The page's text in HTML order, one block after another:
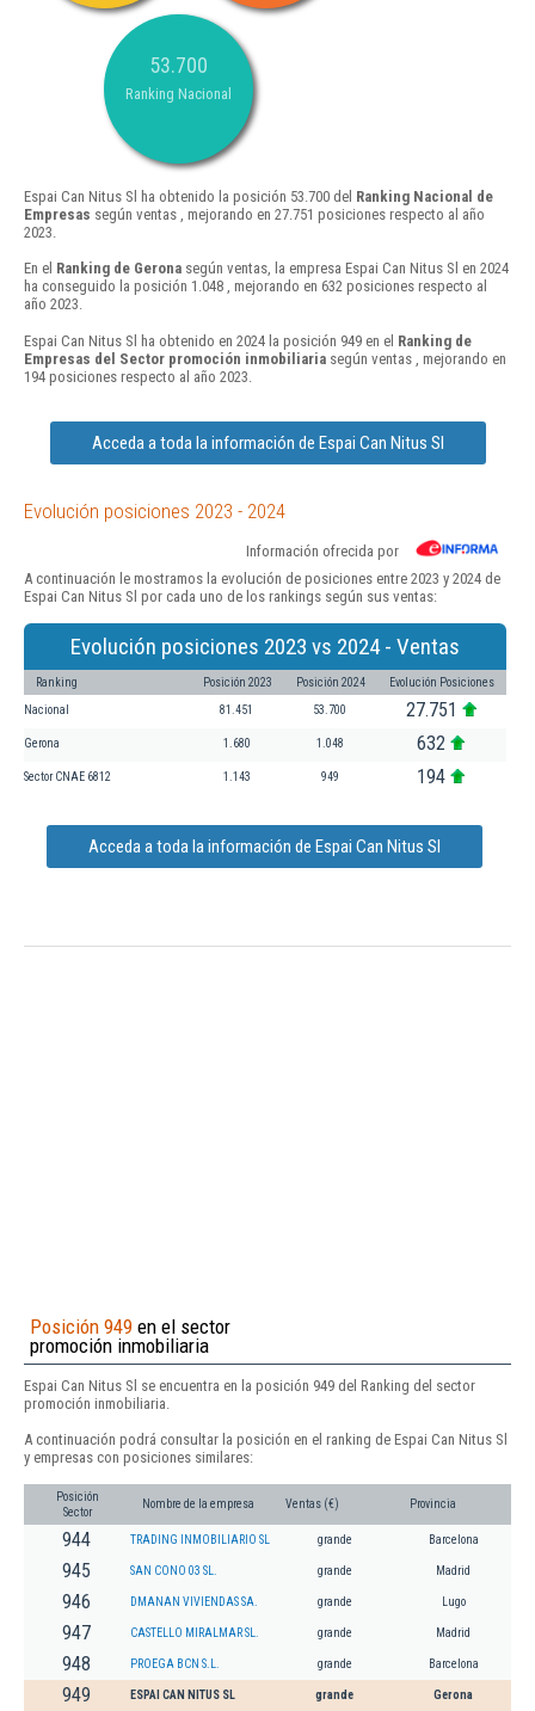
53.700
Ranking Nacional
Espai Can Nitus Sl ha obtenido la posición 53.700 del Ranking Nacional de
Empresas según ventas , mejorando en 27.751 posiciones respecto al año
2023.
En el Ranking de Gerona según ventas, la empresa Espai Can Nitus Sl en 2024
ha conseguido la posición 1.048 , mejorando en 632 posiciones respecto al
año 2023.
Espai Can Nitus Sl ha obtenido en 2024 la posición 949 en el Ranking de
Empresas del Sector promoción inmobiliaria según ventas , mejorando en
194 posiciones respecto al año 2023.
Acceda a toda la información de Espai Can Nitus Sl
Evolución posiciones 2023 - 2024
Información ofrecida por
A continuación le mostramos la evolución de posiciones entre 2023 y 2024 de
Espai Can Nitus Sl por cada uno de los rankings según sus ventas:
Evolución posiciones 2023 vs 2024 - Ventas
Ranking Posición 2023 Posición 2024 Evolución Posiciones
Nacional 81.451 53.700 27.751
Gerona 1.680 1.048 632
Sector CNAE 6812 1.143 949 194
Acceda a toda la información de Espai Can Nitus Sl
Posición 949 en el sector
promoción inmobiliaria
Espai Can Nitus Sl se encuentra en la posición 949 del Ranking del sector
promoción inmobiliaria.
A continuación podrá consultar la posición en el ranking de Espai Can Nitus Sl
y empresas con posiciones similares:
Posición
Sector
Nombre de la empresa Ventas (€) Provincia
944 TRADING INMOBILIARIO SL grande Barcelona
945 SAN CONO 03 SL. grande Madrid
946 DMANAN VIVIENDAS SA. grande Lugo
947 CASTELLO MIRALMAR SL. grande Madrid
948 PROEGA BCN S.L. grande Barcelona
949 ESPAI CAN NITUS SL grande Gerona